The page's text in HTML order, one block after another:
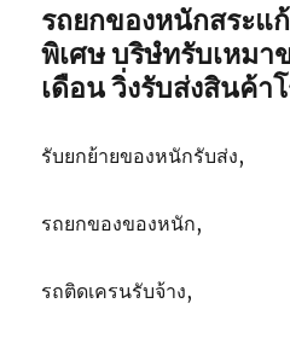
รถยกของหนักสระแ
พิเศษ บริษํทรับเหมา
เดือน วิ่งรับส่งสินค้า
รับยกย้ายของหนักรับส่ง,
รถยกของของหนัก,
รถติดเครนรับจ้าง,